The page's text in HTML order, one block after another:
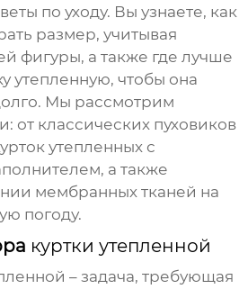
по уходу. Вы узнаете, как
размер, учитывая
фигуры, а также где лучше
утепленную, чтобы она
Мы рассмотрим
от классических пуховиков
утепленных с
а также
мембранных тканей на
погоду.
куртки утепленной
– задача, требующая